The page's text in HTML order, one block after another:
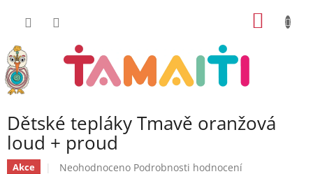
Dětské tepláky Tmavě oranžová
loud + proud
Akce
Průměrné
Neohodnoceno Podrobnosti hodnocení